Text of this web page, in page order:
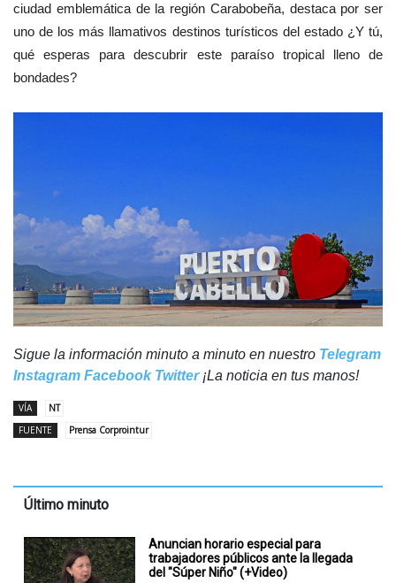
ciudad emblemática de la región Carabobeña, destaca por ser
uno de los más llamativos destinos turísticos del estado ¿Y tú,
qué esperas para descubrir este paraíso tropical lleno de
bondades?
Sigue la información minuto a minuto en nuestro Telegram
Instagram Facebook Twitter¡La noticia en tus manos!
VÍA
NT
FUENTE
Prensa Corprointur
Último minuto
Anuncian horario especial para
trabajadores públicos ante la llegada
del "Súper Niño" (+Video)